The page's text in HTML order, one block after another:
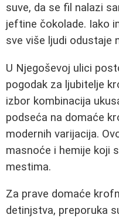
suve, da se fil nalazi
jeftine čokolade. Iako
sve više ljudi odustaje
U Njegoševoj ulici
pogodak za ljubitelje
izbor kombinacija
podseća na domaće
modernih varijacija.
masnoće i hemije koji
mestima.
Za prave domaće
detinjstva, preporuka